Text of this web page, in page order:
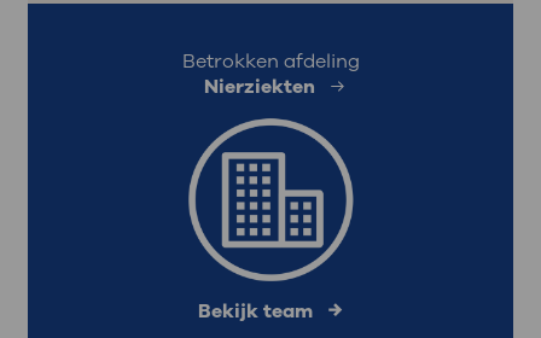
Betrokken afdeling
Nierziekten
Bekijk team